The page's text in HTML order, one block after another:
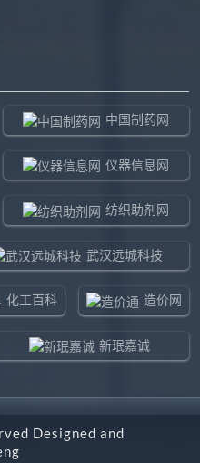
中国制药网
仪器信息网
纺织助剂网
武汉远城科技
化工百科 造价网
新珉嘉诚
药智通
Designed and